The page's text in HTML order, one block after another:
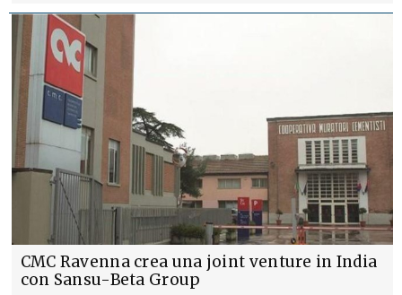
CMC Ravenna crea una joint venture in India
con Sansu-Beta Group